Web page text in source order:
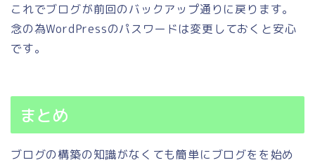
これでブログが前回のバックアップ通りに戻ります。
念の為WordPressのパスワードは変更しておくと安心
です。
まとめ
ブログの構築の知識がなくても簡単にブログをを始め